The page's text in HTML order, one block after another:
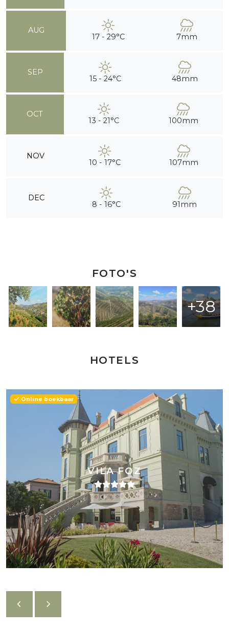
AUG
17 - 29°C 7mm
SEP
15 - 24°C 48mm
OCT
13 - 21°C 100mm
NOV
10 - 17°C 107mm
DEC
8 - 16°C 91mm
FOTO'S
+38
HOTELS
VILA FOZ
Online boekbaar